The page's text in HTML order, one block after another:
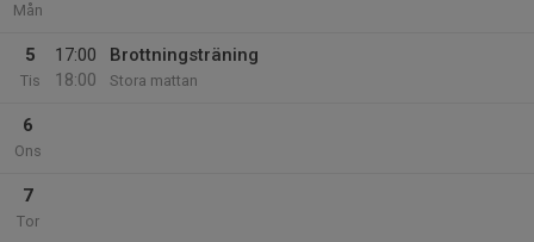
Mån
5
Tis
17:00
18:00
Brottningsträning
Stora mattan
6
Ons
7
Tor